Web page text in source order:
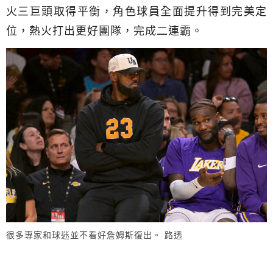
火三巨頭取得平衡，角色球員全面提升得到完美定
位，熱火打出更好團隊，完成二連霸。
很多專家和球迷並不看好詹姆斯復出。 路透